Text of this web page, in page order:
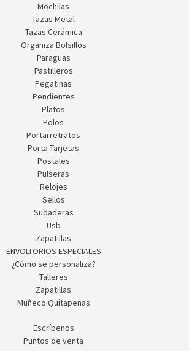
Mochilas
Tazas Metal
Tazas Cerámica
Organiza Bolsillos
Paraguas
Pastilleros
Pegatinas
Pendientes
Platos
Polos
Portarretratos
Porta Tarjetas
Postales
Pulseras
Relojes
Sellos
Sudaderas
Usb
Zapatillas
ENVOLTORIOS ESPECIALES
¿Cómo se personaliza?
Talleres
Zapatillas
Muñeco Quitapenas
Escríbenos
Puntos de venta